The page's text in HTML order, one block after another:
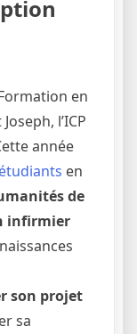
en
l’ICP
année
étudiants en
de
infirmier
son projet
sa